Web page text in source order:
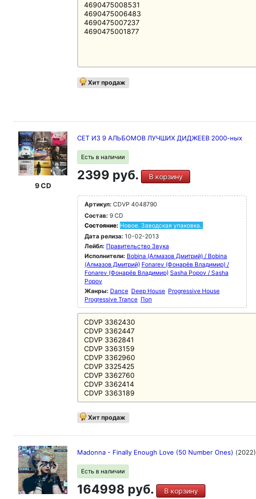
4690475008531
4690475006483
4690475007237
4690475001877
Хит продаж
9 CD
СЕТ ИЗ 9 АЛЬБОМОВ ЛУЧШИХ ДИДЖЕЕВ 2000-ных
Есть в наличии
2399 руб. В корзину
Артикул: CDVP 4048790
Состав: 9 CD
Состояние: Новое. Заводская упаковка.
Дата релиза: 10-02-2013
Лейбл: Правительство Звука
Исполнители: Bobina (Алмазов Дмитрий) / Bobina
(Алмазов Дмитрий) Fonarev (Фонарёв Владимир) /
Fonarev (Фонарёв Владимир) Sasha Popov / Sasha
Popov
Жанры: Dance Deep House Progressive House
Progressive Trance Поп
CDVP 3362430
CDVP 3362447
CDVP 3362841
CDVP 3363159
CDVP 3362960
CDVP 3325425
CDVP 3362760
CDVP 3362414
CDVP 3363189
Хит продаж
Madonna - Finally Enough Love (50 Number Ones) (2022)
Есть в наличии
164998 руб. В корзину